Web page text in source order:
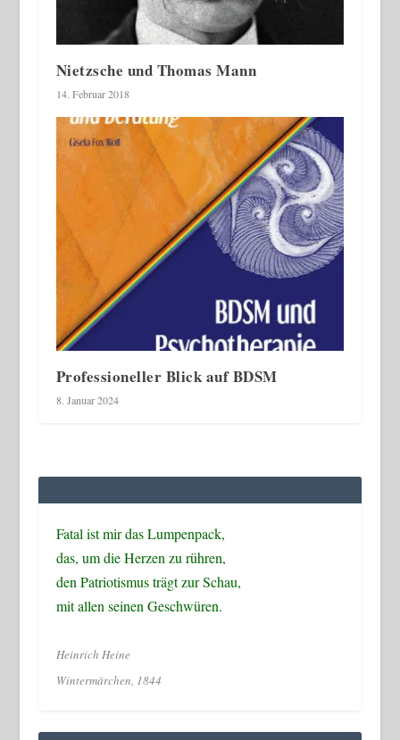
Nietzsche und Thomas Mann
14. Februar 2018
Professioneller Blick auf BDSM
8. Januar 2024
Fatal ist mir das Lumpenpack,
das, um die Herzen zu rühren,
den Patriotismus trägt zur Schau,
mit allen seinen Geschwüren.
Heinrich Heine
Wintermärchen, 1844